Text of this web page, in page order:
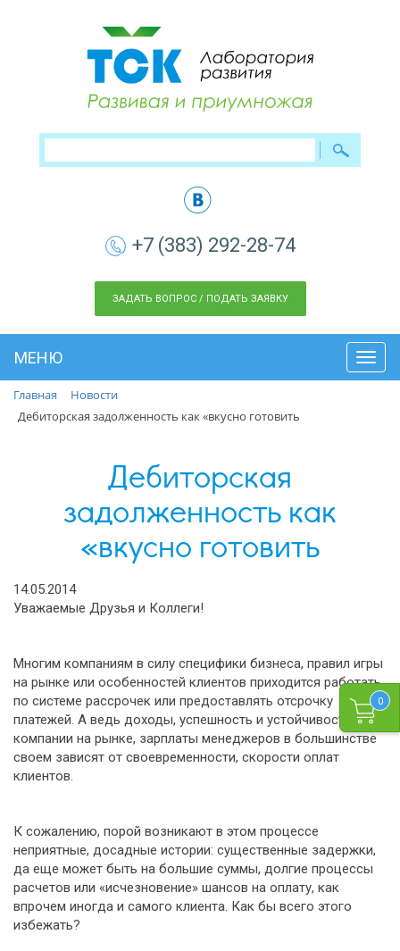
0
+7 (383) 292-28-74
ЗАДАТЬ ВОПРОС / ПОДАТЬ ЗАЯВКУ
МЕНЮ
Главная
Новости
Дебиторская задолженность как «вкусно готовить
Дебиторская
задолженность как
«вкусно готовить
14.05.2014
Уважаемые Друзья и Коллеги!
Многим компаниям в силу специфики бизнеса, правил игры
на рынке или особенностей клиентов приходится работать
по системе рассрочек или предоставлять отсрочку
платежей. А ведь доходы, успешность и устойчивость
компании на рынке, зарплаты менеджеров в большинстве
своем зависят от своевременности, скорости оплат
клиентов.
К сожалению, порой возникают в этом процессе
неприятные, досадные истории: существенные задержки,
да еще может быть на большие суммы, долгие процессы
расчетов или «исчезновение» шансов на оплату, как
впрочем иногда и самого клиента. Как бы всего этого
избежать?